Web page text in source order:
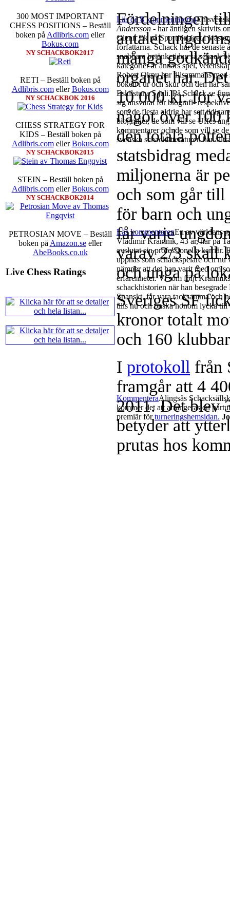
300 MOST IMPORTANT
CHESS POSITIONS – Beställ
boken på Adlibris.com eller
Bokus.com
NY SCHACKBOK2017
RETI – Beställ boken på
Adlibris.comellerBokus.com
NY SCHACKBOK 2016
CHESS STRATEGY FOR
KIDS – Beställ boken på
Adlibris.comellerBokus.com
NY SCHACKBOK2015
STEIN – Beställ boken på
Adlibris.comellerBokus.com
NY SCHACKBOK2014
PETROSIAN MOVE – Beställ
boken på Amazon.seeller
AbeBooks.co.uk
Live Chess Ratings
Läs de 8 kommentarernaEn
Andersson - har äntligen skrivits
Glenn Ek på Sportförlaget i
författarna. Schack har de senaste
snabbare betänketiden så schack
kategorier är annars spel,
Robert Okpu har tillsammans
boken i ur och skur och den har
Eskilstuna 5 juli. På Schack.se
sig ansvarat för biografi-
som de flesta aldrig har sett
biografier, de som vill se Uffes
kommentarer och de som vill se
svenska schacklitteraturen har
Läs kommentarenEn av världens
Vladimir Kramnik, 43 år, har på
avslutat sin professionella karriär.
uppnås som schackspelare och
nämner att det han varit med om
erfarenheter. Vi som följt
schackhistorien när han
Spanskt, får vara tacksamma och
tills nu och önska honom lycka
KommenteraAlingsås
kommer det att arrangeras en
premiär förturneringshemsidan.
Fördelningen
antalet
många
organet har.
10 000 kr. för
något över 100
den totala
statsbidrag
miljonerna är
och som går till
för barn och
får varje
varav 2/3 skall
och unga på
Sveriges SF
kronor totalt
och 160
I protokoll från
framgår att 4
2011. Det blev
betyder att
prutas hos